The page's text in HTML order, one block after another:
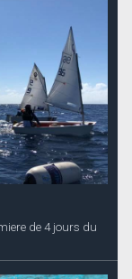
de 4 jours du